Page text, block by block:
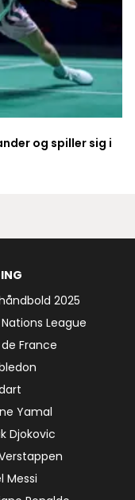
og spiller sig i
2025
Nations League
France
Yamal
Djokovic
Messi